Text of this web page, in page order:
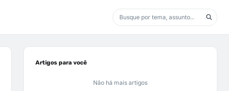
Artigos para você
Não há mais artigos